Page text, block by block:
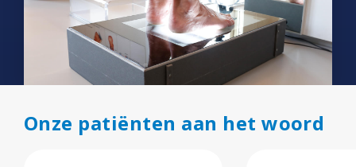
Onze patiënten aan het woord